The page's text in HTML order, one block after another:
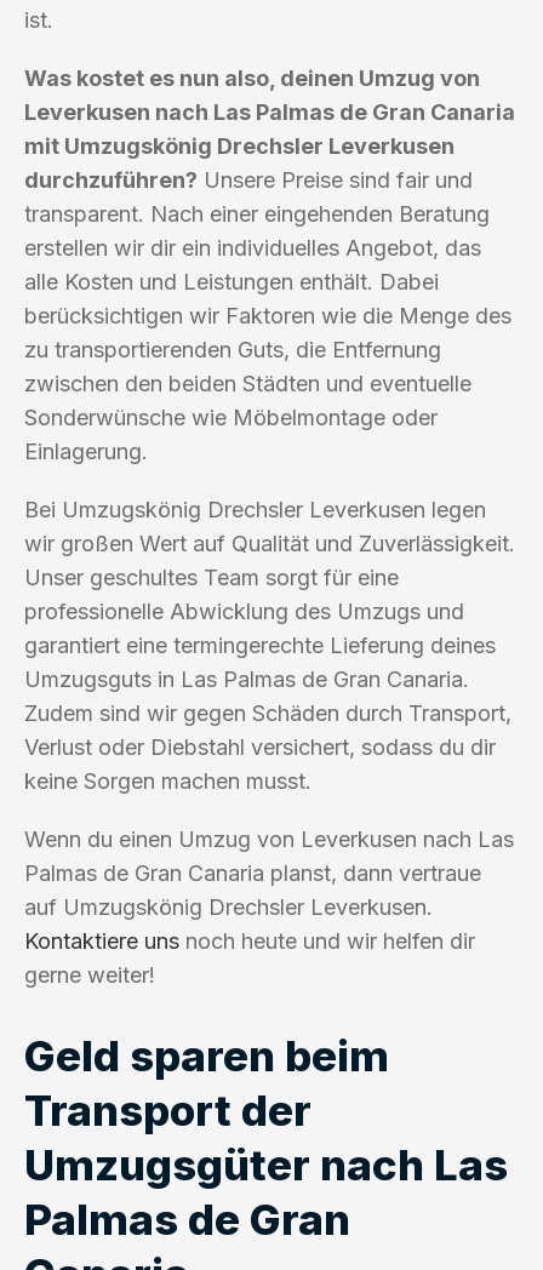
ist.
Was kostet es nun also, deinen Umzug von
Leverkusen nach Las Palmas de Gran Canaria
mit Umzugskönig Drechsler Leverkusen
durchzuführen? Unsere Preise sind fair und
transparent. Nach einer eingehenden Beratung
erstellen wir dir ein individuelles Angebot, das
alle Kosten und Leistungen enthält. Dabei
berücksichtigen wir Faktoren wie die Menge des
zu transportierenden Guts, die Entfernung
zwischen den beiden Städten und eventuelle
Sonderwünsche wie Möbelmontage oder
Einlagerung.
Bei Umzugskönig Drechsler Leverkusen legen
wir großen Wert auf Qualität und Zuverlässigkeit.
Unser geschultes Team sorgt für eine
professionelle Abwicklung des Umzugs und
garantiert eine termingerechte Lieferung deines
Umzugsguts in Las Palmas de Gran Canaria.
Zudem sind wir gegen Schäden durch Transport,
Verlust oder Diebstahl versichert, sodass du dir
keine Sorgen machen musst.
Wenn du einen Umzug von Leverkusen nach Las
Palmas de Gran Canaria planst, dann vertraue
auf Umzugskönig Drechsler Leverkusen.
Kontaktiere uns noch heute und wir helfen dir
gerne weiter!
Geld sparen beim
Transport der
Umzugsgüter nach Las
Palmas de Gran